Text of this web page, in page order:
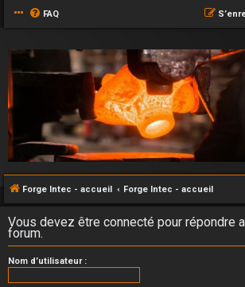
FAQ
Forge Intec - accueil Forge Intec - accueil
Vous devez être connecté pour répondre
forum.
Nom d’utilisateur :